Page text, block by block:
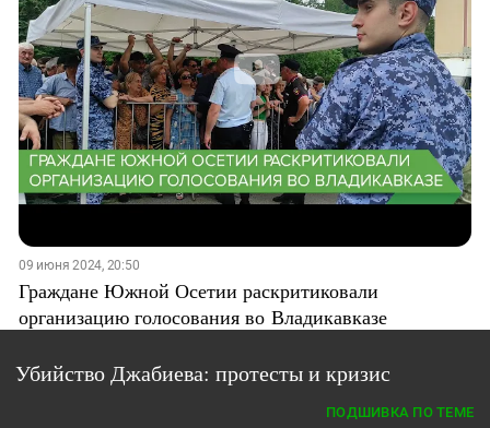
09 июня 2024, 20:50
Граждане Южной Осетии раскритиковали
организацию голосования во Владикавказе
Убийство Джабиева: протесты и кризис
ПОДШИВКА ПО ТЕМЕ